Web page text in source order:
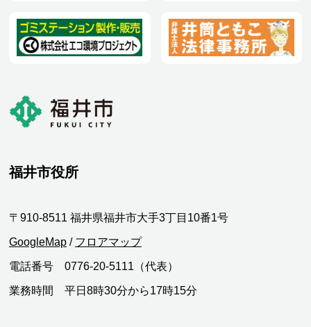
福井市役所
〒910-8511 福井県福井市大手3丁目10番1号
GoogleMap / フロアマップ
電話番号 0776-20-5111（代表）
業務時間 平日8時30分から17時15分